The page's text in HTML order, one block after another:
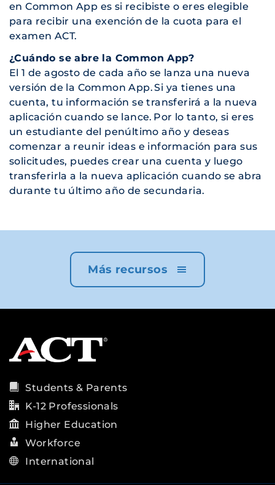
en Common App es si recibiste o eres elegible
para recibir una exención de la cuota para el
examen ACT.
¿Cuándo se abre la Common App?
El 1 de agosto de cada año se lanza una nueva
versión de la Common App. Si ya tienes una
cuenta, tu información se transferirá a la nueva
aplicación cuando se lance. Por lo tanto, si eres
un estudiante del penúltimo año y deseas
comenzar a reunir ideas e información para sus
solicitudes, puedes crear una cuenta y luego
transferirla a la nueva aplicación cuando se abra
durante tu último año de secundaria.
Más recursos
Students & Parents
K-12 Professionals
Higher Education
Workforce
International